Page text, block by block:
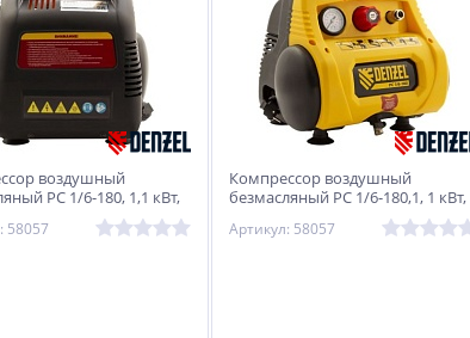
воздушный
РС 1/6-180, 1,1 кВт,
6 л// Denzel
58057
Компрессор воздушный
безмасляный РС 1/6-180,1, 1 кВт,
Артикул: 58057